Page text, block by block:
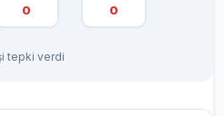
0 0
tepki verdi